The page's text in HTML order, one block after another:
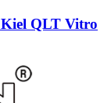
QLT Vitro